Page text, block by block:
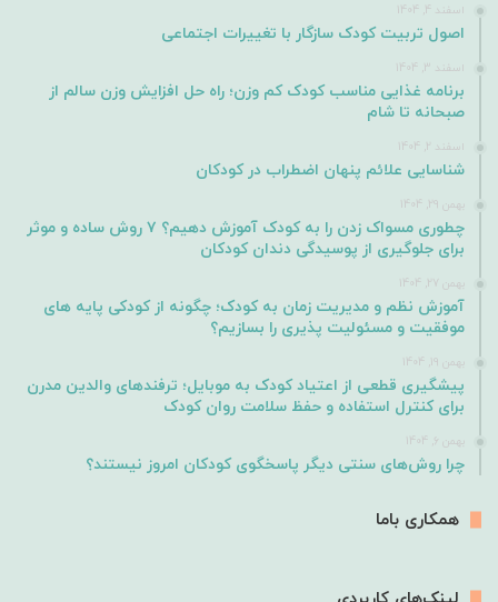
اسفند 4, 1404
اصول تربیت کودک سازگار با تغییرات اجتماعی
اسفند 3, 1404
برنامه غذایی مناسب کودک کم وزن؛ راه حل افزایش وزن سالم از
صبحانه تا شام
اسفند 2, 1404
شناسایی علائم پنهان اضطراب در کودکان
بهمن 29, 1404
چطوری مسواک زدن را به کودک آموزش دهیم؟ ۷ روش ساده و موثر
برای جلوگیری از پوسیدگی دندان کودکان
بهمن 27, 1404
آموزش نظم و مدیریت زمان به کودک؛ چگونه از کودکی پایه های
موفقیت و مسئولیت پذیری را بسازیم؟
بهمن 19, 1404
پیشگیری قطعی از اعتیاد کودک به موبایل؛ ترفندهای والدین مدرن
برای کنترل استفاده و حفظ سلامت روان کودک
بهمن 6, 1404
چرا روش‌های سنتی دیگر پاسخگوی کودکان امروز نیستند؟
همکاری باما